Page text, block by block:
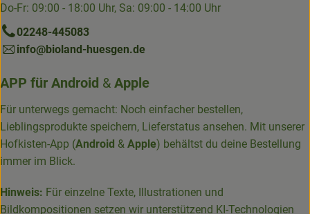
Do-Fr: 09:00 - 18:00 Uhr, Sa: 09:00 - 14:00 Uhr
02248-445083
info@bioland-huesgen.de
APP für Android & Apple
Für unterwegs gemacht: Noch einfacher bestellen,
Lieblingsprodukte speichern, Lieferstatus ansehen. Mit unserer
Hofkisten-App (Android & Apple) behältst du deine Bestellung
immer im Blick.
Hinweis: Für einzelne Texte, Illustrationen und
Bildkompositionen setzen wir unterstützend KI-Technologien